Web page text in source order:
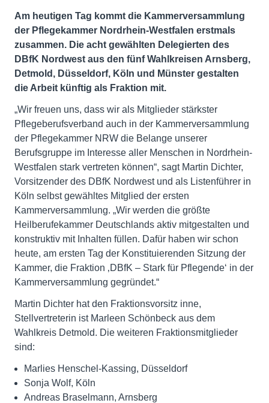
Am heutigen Tag kommt die Kammerversammlung
der Pflegekammer Nordrhein-Westfalen erstmals
zusammen. Die acht gewählten Delegierten des
DBfK Nordwest aus den fünf Wahlkreisen Arnsberg,
Detmold, Düsseldorf, Köln und Münster gestalten
die Arbeit künftig als Fraktion mit.
„Wir freuen uns, dass wir als Mitglieder stärkster
Pflegeberufsverband auch in der Kammerversammlung
der Pflegekammer NRW die Belange unserer
Berufsgruppe im Interesse aller Menschen in Nordrhein-
Westfalen stark vertreten können“, sagt Martin Dichter,
Vorsitzender des DBfK Nordwest und als Listenführer in
Köln selbst gewähltes Mitglied der ersten
Kammerversammlung. „Wir werden die größte
Heilberufekammer Deutschlands aktiv mitgestalten und
konstruktiv mit Inhalten füllen. Dafür haben wir schon
heute, am ersten Tag der Konstituierenden Sitzung der
Kammer, die Fraktion ‚DBfK – Stark für Pflegende‘ in der
Kammerversammlung gegründet.“
Martin Dichter hat den Fraktionsvorsitz inne,
Stellvertreterin ist Marleen Schönbeck aus dem
Wahlkreis Detmold. Die weiteren Fraktionsmitglieder
sind:
Marlies Henschel-Kassing, Düsseldorf
Sonja Wolf, Köln
Andreas Braselmann, Arnsberg